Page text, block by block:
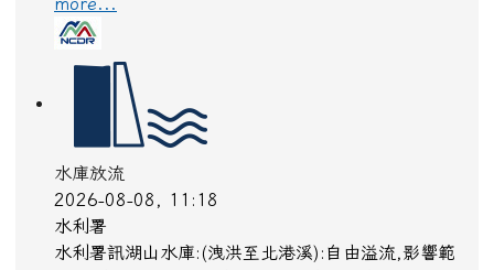
more...
水庫放流
2026-08-08, 11:18
水利署
水利署訊湖山水庫:(洩洪至北港溪):自由溢流,影響範